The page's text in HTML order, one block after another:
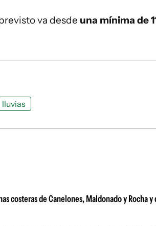
va desde una mínima de
lluvias
costeras de Canelones, Maldonado y Rocha y